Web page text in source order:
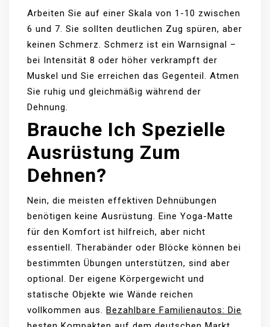
Arbeiten Sie auf einer Skala von 1-10 zwischen
6 und 7. Sie sollten deutlichen Zug spüren, aber
keinen Schmerz. Schmerz ist ein Warnsignal –
bei Intensität 8 oder höher verkrampft der
Muskel und Sie erreichen das Gegenteil. Atmen
Sie ruhig und gleichmäßig während der
Dehnung.
Brauche Ich Spezielle
Ausrüstung Zum
Dehnen?
Nein, die meisten effektiven Dehnübungen
benötigen keine Ausrüstung. Eine Yoga-Matte
für den Komfort ist hilfreich, aber nicht
essentiell. Therabänder oder Blöcke können bei
bestimmten Übungen unterstützen, sind aber
optional. Der eigene Körpergewicht und
statische Objekte wie Wände reichen
vollkommen aus. Bezahlbare Familienautos: Die